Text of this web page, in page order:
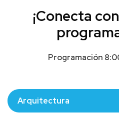
¡Conecta
Programación
Arquitectura